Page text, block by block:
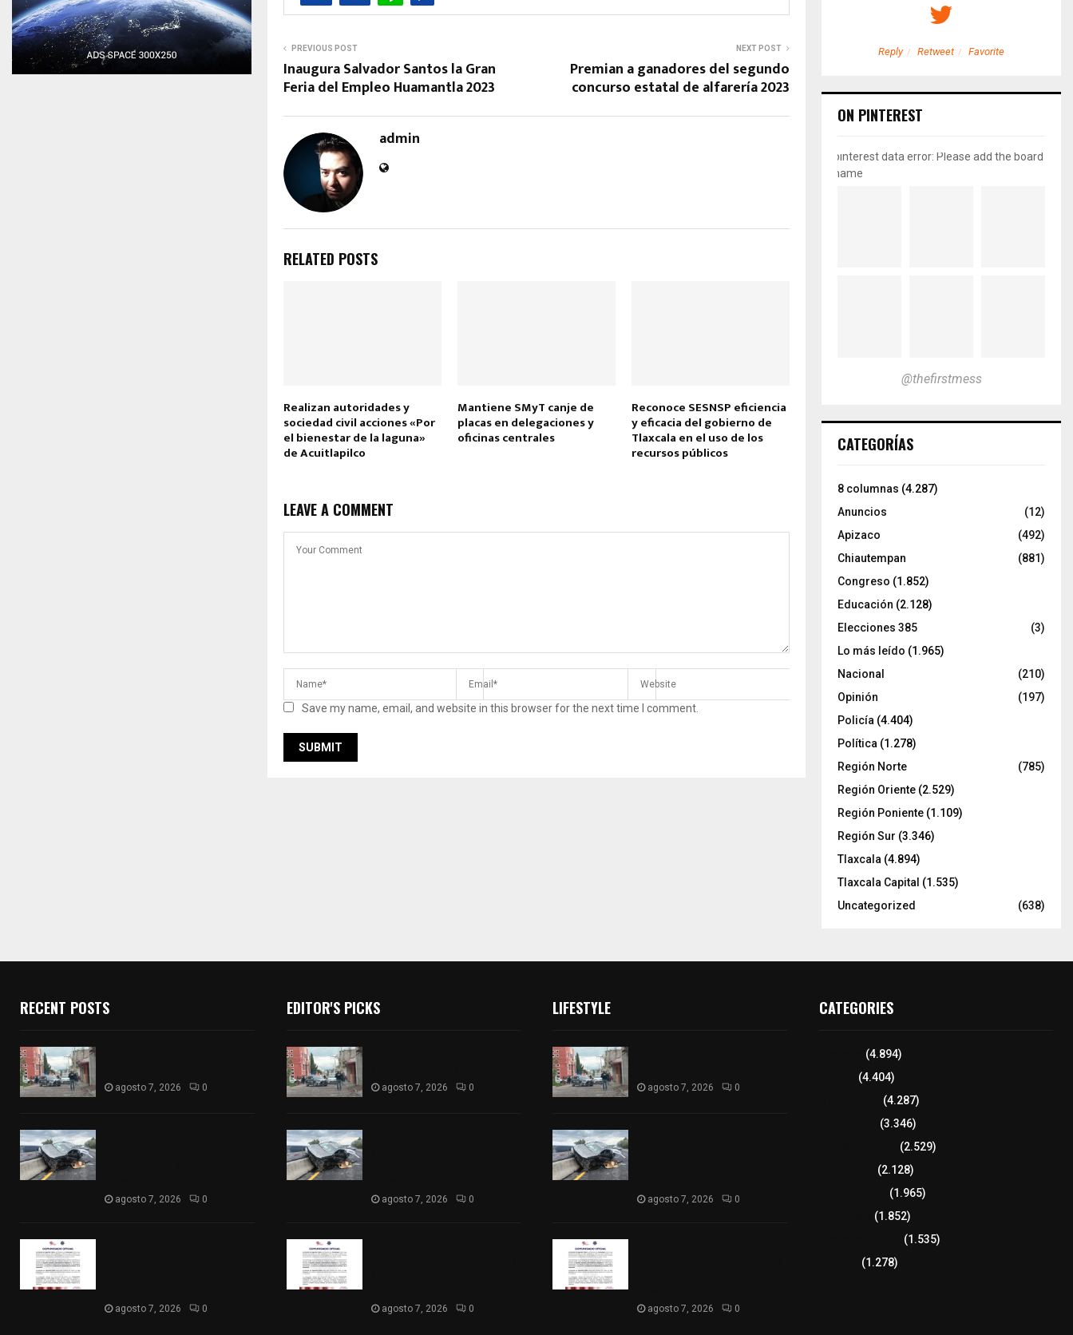
PREVIOUS POST
Inaugura Salvador Santos la Gran
Feria del Empleo Huamantla 2023
NEXT POST
Premian a ganadores del segundo
concurso estatal de alfarería 2023
admin
RELATED POSTS
Realizan autoridades y
sociedad civil acciones «Por
el bienestar de la laguna»
de Acuitlapilco
Mantiene SMyT canje de
placas en delegaciones y
oficinas centrales
Reconoce SESNSP eficiencia
y eficacia del gobierno de
Tlaxcala en el uso de los
recursos públicos
LEAVE A COMMENT
Save my name, email, and website in this browser for the next time I comment.
Retweet Favorite Reply Retweet Favorite
ON PINTEREST
pinterest data error: Please add the board
name
@thefirstmess
CATEGORÍAS
8 columnas (4.287)
Anuncios
(12)
Apizaco
(492)
Chiautempan
(881)
Congreso (1.852)
Educación (2.128)
Elecciones 385
(3)
Lo más leído (1.965)
Nacional
(210)
Opinión
(197)
Policía (4.404)
Política (1.278)
Región Norte
(785)
Región Oriente (2.529)
Región Poniente (1.109)
Región Sur (3.346)
Tlaxcala (4.894)
Tlaxcala Capital (1.535)
Uncategorized
(638)
RECENT POSTS
agosto 7, 2026 0
agosto 7, 2026 0
agosto 7, 2026 0
EDITOR'S PICKS
agosto 7, 2026 0
agosto 7, 2026 0
agosto 7, 2026 0
LIFESTYLE
agosto 7, 2026 0
agosto 7, 2026 0
agosto 7, 2026 0
CATEGORIES
(4.894)
(4.404)
(4.287)
(3.346)
(2.529)
(2.128)
(1.965)
(1.852)
(1.535)
(1.278)